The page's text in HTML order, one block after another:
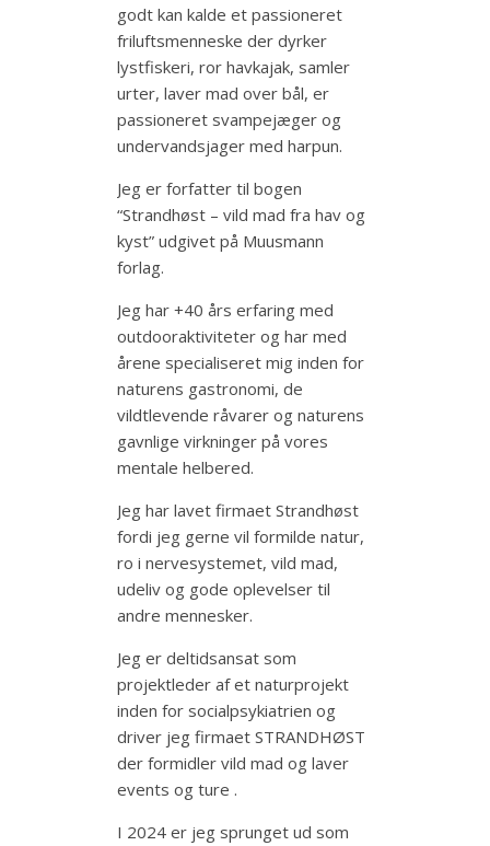
godt kan kalde et passioneret
friluftsmenneske der dyrker
lystfiskeri, ror havkajak, samler
urter, laver mad over bål, er
passioneret svampejæger og
undervandsjager med harpun.
Jeg er forfatter til bogen
“Strandhøst – vild mad fra hav og
kyst” udgivet på Muusmann
forlag.
Jeg har +40 års erfaring med
outdooraktiviteter og har med
årene specialiseret mig inden for
naturens gastronomi, de
vildtlevende råvarer og naturens
gavnlige virkninger på vores
mentale helbered.
Jeg har lavet firmaet Strandhøst
fordi jeg gerne vil formilde natur,
ro i nervesystemet, vild mad,
udeliv og gode oplevelser til
andre mennesker.
Jeg er deltidsansat som
projektleder af et naturprojekt
inden for socialpsykiatrien og
driver jeg firmaet STRANDHØST
der formidler vild mad og laver
events og ture .
I 2024 er jeg sprunget ud som